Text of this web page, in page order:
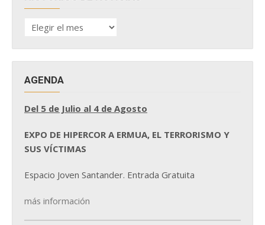
HISTÓRICO
DE
AGENDA
Del 5 de Julio al 4 de Agosto
EXPO DE HIPERCOR A ERMUA, EL TERRORISMO Y
SUS VÍCTIMAS
Espacio Joven Santander. Entrada Gratuita
más información